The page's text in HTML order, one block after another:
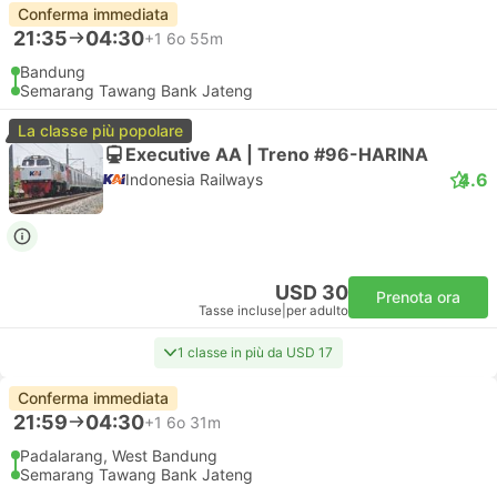
Conferma immediata
21:35 04:30+1 6o 55m
Bandung
Semarang Tawang Bank Jateng
La classe più popolare
Executive AA | Treno #96-HARINA
Indonesia Railways 4.6
USD 30
Tasse incluse per adulto
Prenota ora
1 classe in più da USD 17
Conferma immediata
21:59 04:30+1 6o 31m
Padalarang, West Bandung
Semarang Tawang Bank Jateng